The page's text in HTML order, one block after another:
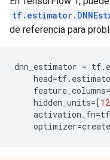
de referencia para
dnn_estimator = tf.
head=tf.
feature_columns=
hidden_units=[
activation_fn=tf
optimizer=